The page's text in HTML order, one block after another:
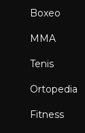
Boxeo
MMA
Tenis
Ortopedia
Fitness